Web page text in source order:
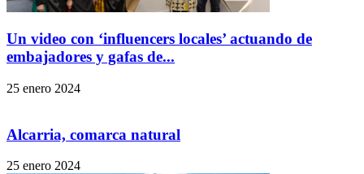
Un video con ‘influencers locales’ actuando de
embajadores y gafas de...
25 enero 2024
Alcarria, comarca natural
25 enero 2024